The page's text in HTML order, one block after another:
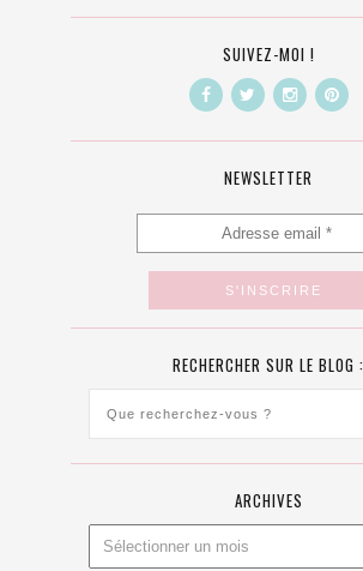
SUIVEZ-MOI !
NEWSLETTER
RECHERCHER SUR LE BLOG :
ARCHIVES